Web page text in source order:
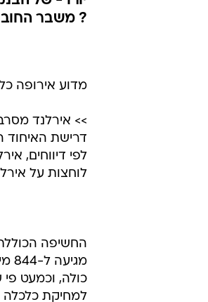
? משבר
מדוע אירופה
>> אירלנד
דרישת האיחוד
לפי דיווחים,
לוחצות על
החשיפה
כולה, וכמעט
למחיקת כלכלה